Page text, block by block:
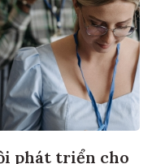
phát triển cho